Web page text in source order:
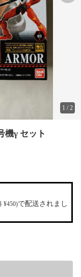
1 /2
機γ セット
¥450)で配送されまし